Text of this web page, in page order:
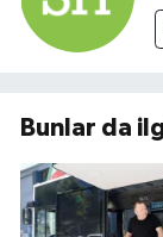
Bunlar da